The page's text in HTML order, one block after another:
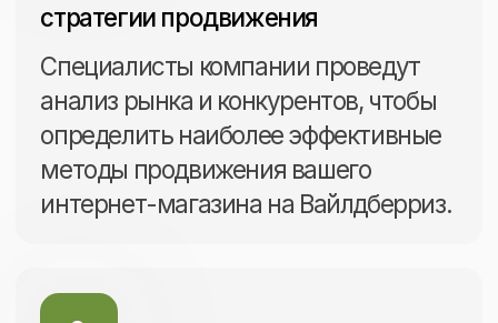
Расширенный тариф
Для взрывного роста продаж
Все работы тарифа
«Стандарт» + аналитика
Аналитика продаж
Заказать